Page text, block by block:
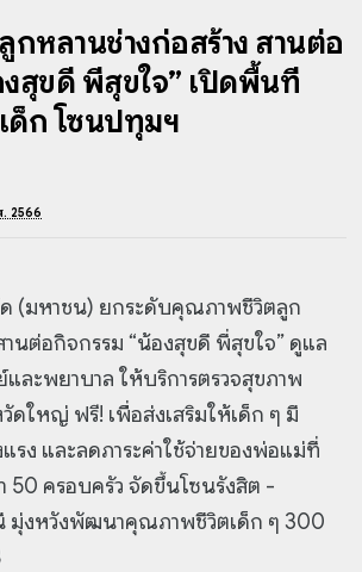
กหลานช่างก่อสร้าง สานต่อ
สุขดี พี่สุขใจ” เปิดพื้นที่
ด็ก โซนปทุมฯ
. 2566
(มหาชน) ยกระดับคุณภาพชีวิตลูก
านต่อกิจกรรม “น้องสุขดี พี่สุขใจ” ดูแล
ละพยาบาล ให้บริการตรวจสุขภาพ
ดใหญ่ ฟรี! เพื่อส่งเสริมให้เด็ก ๆ มี
รง และลดภาระค่าใช้จ่ายของพ่อแม่ที่
50 ครอบครัว จัดขึ้นโซนรังสิต -
มุ่งหวังพัฒนาคุณภาพชีวิตเด็ก ๆ 300